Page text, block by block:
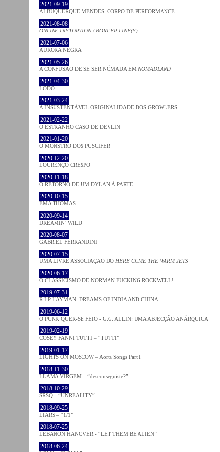
2021-09-19
ALBUQUERQUE MENDES: CORPO DE PERFORMANCE
2021-08-08
ONLINE DISTORTION / BORDER LINE(S)
2021-07-06
AURORA NEGRA
2021-05-26
A CONFUSÃO DE SE SER NÓMADA EM NOMADLAND
2021-04-30
LODO
2021-03-24
A INSUSTENTÁVEL ORIGINALIDADE DOS GROWLERS
2021-02-22
O ESTRANHO CASO DE DEVLIN
2021-01-20
O MONSTRO DOS PUSCIFER
2020-12-20
LOURENÇO CRESPO
2020-11-18
O RETORNO DE UM DYLAN À PARTE
2020-10-15
EMA THOMAS
2020-09-14
DREAMIN’ WILD
2020-08-07
GABRIEL FERRANDINI
2020-07-15
UMA LIVRE ASSOCIAÇÃO DO HERE COME THE WARM JETS
2020-06-17
O CLASSICISMO DE NORMAN FUCKING ROCKWELL!
2019-07-31
R.I.P HAYMAN: DREAMS OF INDIA AND CHINA
2019-06-12
O PUNK QUER-SE FEIO - G.G. ALLIN: UMA ABJECÇÃO ANÁRQUICA
2019-02-19
COSEY FANNI TUTTI – “TUTTI”
2019-01-17
LIGHTS ON MOSCOW – Aorta Songs Part I
2018-11-30
LLAMA VIRGEM – “desconseguiste?”
2018-10-29
SRSQ – “UNREALITY”
2018-09-25
LIARS – “1/1”
2018-07-25
LEBANON HANOVER - “LET THEM BE ALIEN”
2018-06-24